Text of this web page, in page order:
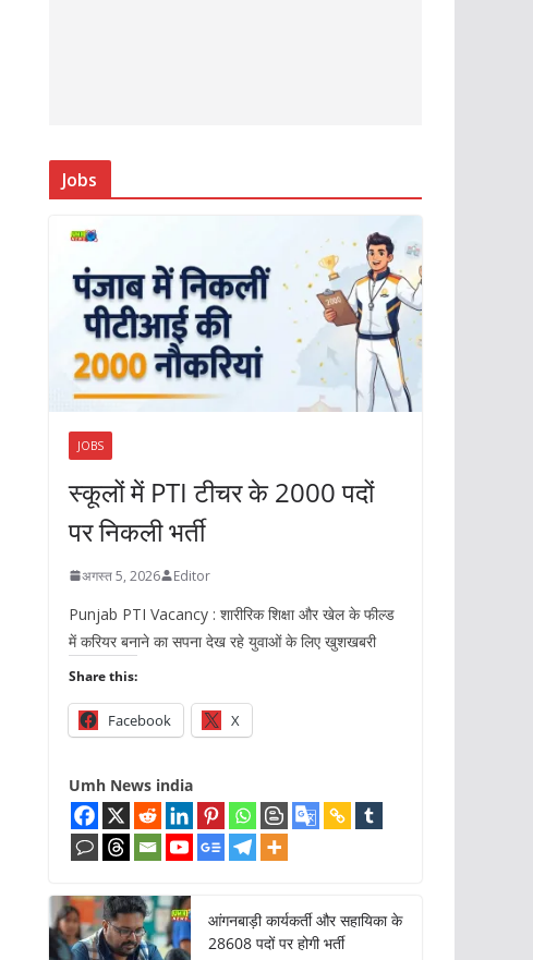
Jobs
JOBS
स्कूलों में PTI टीचर के 2000 पदों
पर निकली भर्ती
अगस्त 5, 2026 Editor
Punjab PTI Vacancy : शारीरिक शिक्षा और खेल के फील्ड
में करियर बनाने का सपना देख रहे युवाओं के लिए खुशखबरी
Share this:
Facebook X
Umh News india
आंगनबाड़ी कार्यकर्ती और सहायिका के
28608 पदों पर होगी भर्ती